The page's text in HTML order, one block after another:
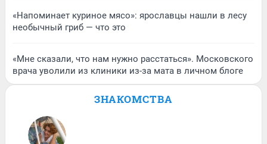
«Напоминает куриное мясо»: ярославцы нашли в лесу
необычный гриб — что это
«Мне сказали, что нам нужно расстаться». Московского
врача уволили из клиники из-за мата в личном блоге
ЗНАКОМСТВА